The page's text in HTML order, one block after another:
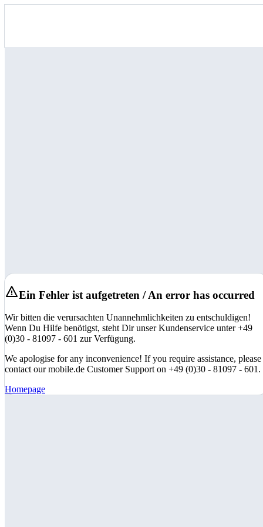
Ein Fehler ist aufgetreten / An error has occurred
Wir bitten die verursachten Unannehmlichkeiten zu entschuldigen!
Wenn Du Hilfe benötigst, steht Dir unser Kundenservice unter +49
(0)30 - 81097 - 601 zur Verfügung.
We apologise for any inconvenience! If you require assistance, please
contact our mobile.de Customer Support on +49 (0)30 - 81097 - 601.
Homepage